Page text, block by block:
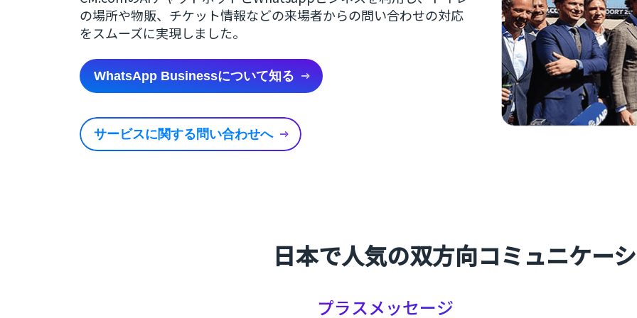
の場所や物販、チケット情報などの来場者からの問い合わせの対応
をスムーズに実現しました。
WhatsApp Businessについて知る
サービスに関する問い合わせへ
日本で人気の双方向コミュニケー
プラスメッセージ